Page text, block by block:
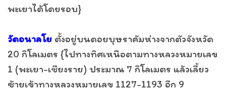
พะเยาได้โดยรอบ}
วัดอนาลโย ตั้งอยู่บนดอยบุษราคัมห่างจากตัวจังหวัด
20 กิโลเมตร {ไปทางทิศเหนือตามทางหลวงหมายเลข
1 (พะเยา-เชียงราย) ประมาณ 7 กิโลเมตร แล้วเลี้ยว
ซ้ายเข้าทางหลวงหมายเลข 1127-1193 อีก 9